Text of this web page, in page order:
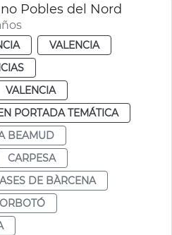
Pobles del Nord
VALENCIA
VALENCIA
PORTADA TEMÁTICA
BEAMUD
CARPESA
DE BÀRCENA